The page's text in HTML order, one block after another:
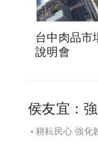
台中肉品市
說明會
侯友宜：
耕耘民心 強化